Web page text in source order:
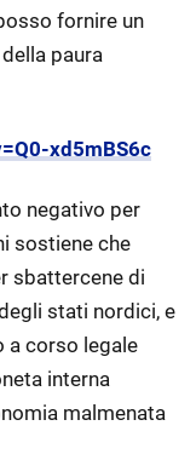
fornire un
paura
xd5mBS6c
negativo per
sostiene che
sbattercene di
stati nordici, e
corso legale
interna
malmenata